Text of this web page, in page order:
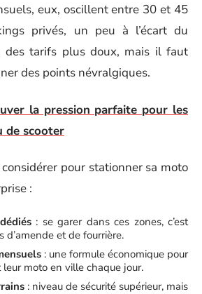
eux, oscillent entre 30 et 45
privés, un peu à l’écart du
des tarifs plus doux, mais il faut
des points névralgiques.
la pression parfaite pour les
de scooter
pour stationner sa moto
:
: se garer dans ces zones, c’est
d’amende et de fourrière.
: une formule économique pour
moto en ville chaque jour.
: niveau de sécurité supérieur, mais